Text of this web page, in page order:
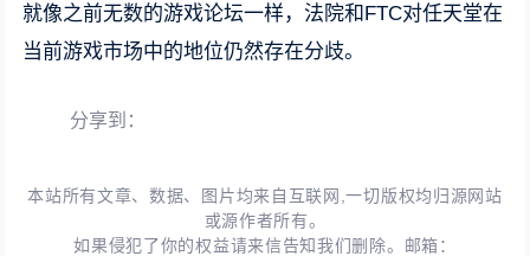
就像之前无数的游戏论坛一样，法院和FTC对任天堂在
当前游戏市场中的地位仍然存在分歧。
分享到：
本站所有文章、数据、图片均来自互联网,一切版权均归源网站
或源作者所有。
如果侵犯了你的权益请来信告知我们删除。邮箱：